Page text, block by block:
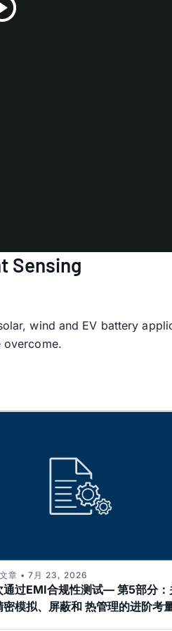
Sensing
wind and EV battery
overcome.
通过EMI合规性测试— 第5部分：
密模拟、屏蔽和 热管理的进阶考
章 • 7月 23, 2026